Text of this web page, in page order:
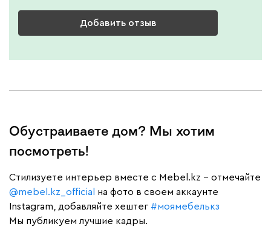
Добавить отзыв
Обустраиваете дом? Мы хотим
посмотреть!
Cтилизуете интерьер вместе с Mebel.kz – отмечайте
@mebel.kz_official
на фото в своем аккаунте
Instagram, добавляйте хештег #моямебелькз
Мы публикуем лучшие кадры.